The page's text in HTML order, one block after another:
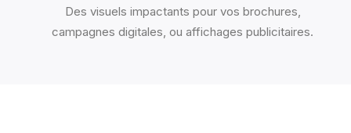
Des visuels impactants pour vos brochures,
campagnes digitales, ou affichages publicitaires.